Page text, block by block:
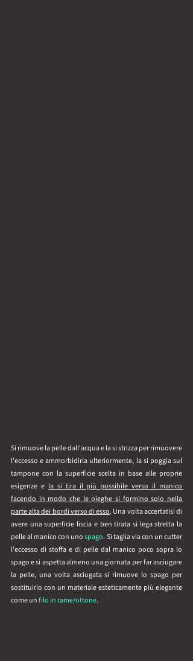
Si rimuove la pelle dall'acqua e la si strizza per rimuovere
l'eccesso e ammorbidirla ulteriormente, la si poggia sul
tampone con la superficie scelta in base alle proprie
esigenze e la si tira il più possibile verso il manico
facendo in modo che le pieghe si formino solo nella
parte alta dei bordi verso di esso. Una volta accertatisi di
avere una superficie liscia e ben tirata si lega stretta la
pelle al manico con uno spago. Si taglia via con un cutter
l'eccesso di stoffa e di pelle dal manico poco sopra lo
spago e si aspetta almeno una giornata per far asciugare
la pelle, una volta asciugata si rimuove lo spago per
sostituirlo con un materiale esteticamente più elegante
come un filo in rame/ottone.